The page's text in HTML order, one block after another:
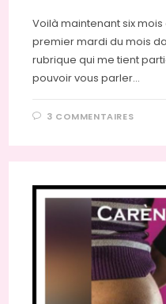
Voilà maintenant six
premier mardi du mois
rubrique qui me tient
pouvoir vous parler…
3 COMMENTAIRES